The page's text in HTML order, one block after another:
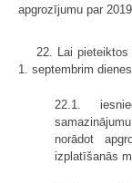
apgrozījumu par
22. Lai
1. septembrim
22.1.
norādot
izplatīšanās